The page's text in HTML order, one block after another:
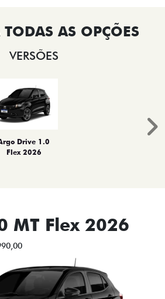
VERSÕES
Drive 1.0
Flex 2026
MT Flex 2026